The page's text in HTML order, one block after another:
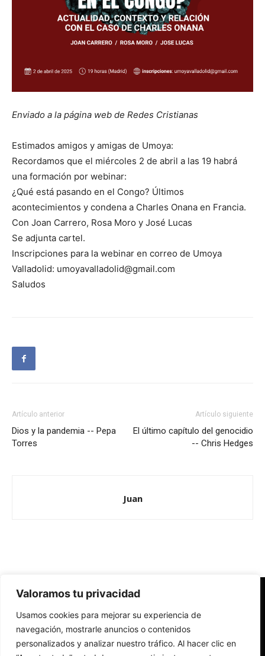
Valoramos tu privacidad
Usamos cookies para mejorar su experiencia de
navegación, mostrarle anuncios o contenidos
personalizados y analizar nuestro tráfico. Al hacer clic en
Enviado a la página web de Redes Cristianas
Estimados amigos y amigas de Umoya:
Recordamos que el miércoles 2 de abril a las 19 habrá
una formación por webinar:
¿Qué está pasando en el Congo? Últimos
acontecimientos y condena a Charles Onana en Francia.
Con Joan Carrero, Rosa Moro y José Lucas
Se adjunta cartel.
Inscripciones para la webinar en correo de Umoya
Valladolid: umoyavalladolid@gmail.com
Saludos
Artículo anterior
Dios y la pandemia -- Pepa
Torres
Artículo siguiente
El último capítulo del genocidio
-- Chris Hedges
Juan
Redes Cristianas
Una mirada alternativa sobre la Iglesia católica y la sociedad
- Colectivos de Redes Cristianas